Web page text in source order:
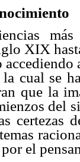
XIX
cual se
que la
del
certezas
el